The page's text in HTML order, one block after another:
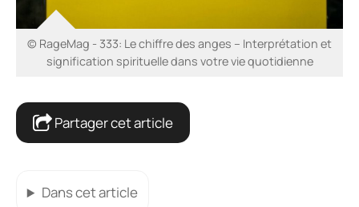
© RageMag - 333: Le chiffre des anges – Interprétation et
signification spirituelle dans votre vie quotidienne
Partager cet article
Dans cet article